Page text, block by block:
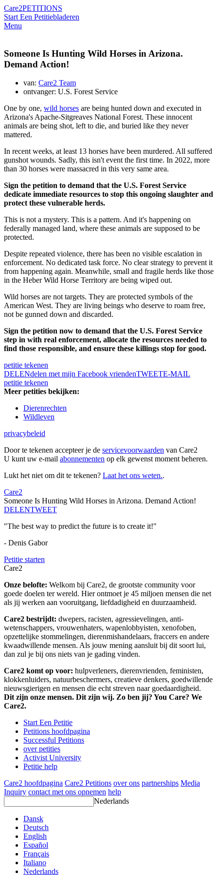
Care2PETITIONS
Start Een Petitiebladeren
Menu
Someone Is Hunting Wild Horses in Arizona.
Demand Action!
van: Care2 Team
ontvanger: U.S. Forest Service
One by one, wild horses are being hunted down and executed in
Arizona's Apache-Sitgreaves National Forest. These innocent
animals are being shot, left to die, and buried like they never
mattered.
In recent weeks, at least 13 horses have been murdered. All suffered
gunshot wounds. Sadly, this isn't event the first time. In 2022, more
than 30 horses were massacred in this very same area.
Sign the petition to demand that the U.S. Forest Service
dedicate immediate resources to stop this ongoing slaughter and
protect these vulnerable herds.
This is not a mystery. This is a pattern. And it's happening on
federally managed land, where these animals are supposed to be
protected.
Despite repeated violence, there has been no visible escalation in
enforcement. No dedicated task force. No clear strategy to prevent it
from happening again. Meanwhile, small and fragile herds like those
in the Heber Wild Horse Territory are being wiped out.
Wild horses are not targets. They are protected symbols of the
American West. They are living beings who deserve to roam free,
not be gunned down and discarded.
Sign the petition now to demand that the U.S. Forest Service
step in with real enforcement, allocate the resources needed to
find those responsible, and ensure these killings stop for good.
petitie tekenen
DELENdelen met mijn Facebook vriendenTWEETE-MAIL
petitie tekenen
Meer petities bekijken:
Dierenrechten
Wildleven
privacybeleid
Door te tekenen accepteer je de servicevoorwaarden van Care2
U kunt uw e-mail abonnementen op elk gewenst moment beheren.
Lukt het niet om dit te tekenen? Laat het ons weten..
Care2
Someone Is Hunting Wild Horses in Arizona. Demand Action!
DELENTWEET
"The best way to predict the future is to create it!"
- Denis Gabor
Petitie starten
Care2
Onze belofte: Welkom bij Care2, de grootste community voor
goede doelen ter wereld. Hier ontmoet je 45 miljoen mensen die net
als jij werken aan vooruitgang, liefdadigheid en duurzaamheid.
Care2 bestrijdt: dwepers, racisten, agressievelingen, anti-
wetenschappers, vrouwenhaters, wapenlobbyisten, xenofoben,
opzettelijke stommelingen, dierenmishandelaars, fraccers en andere
kwaadwillende mensen. Als jouw mening aansluit bij dit soort lui,
dan zul je bij ons niets van je gading vinden.
Care2 komt op voor: hulpverleners, dierenvrienden, feministen,
klokkenluiders, natuurbeschermers, creatieve denkers, goedwillende
nieuwsgierigen en mensen die echt streven naar goedaardigheid.
Dit zijn onze mensen. Dit zijn wij. Zo ben jij? You Care? We
Care2.
Start Een Petitie
Petitions hoofdpagina
Successful Petitions
over petities
Activist University
Petitie help
Care2 hoofdpagina Care2 Petitions over ons partnerships Media
Inquiry contact met ons opnemen help
Nederlands
Dansk
Deutsch
English
Español
Français
Italiano
Nederlands